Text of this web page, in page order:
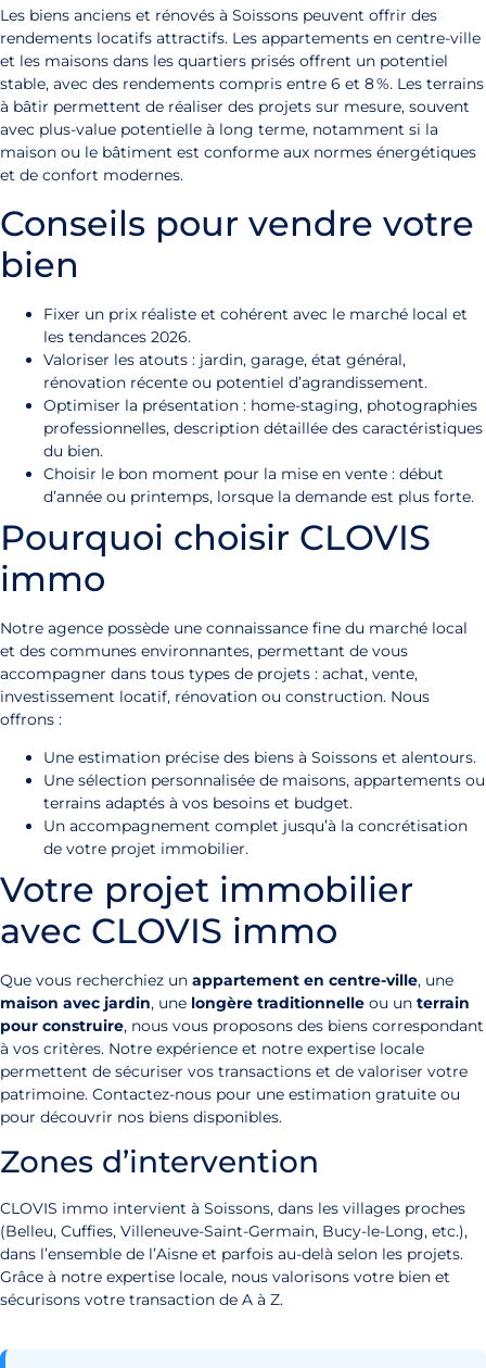
Les biens anciens et rénovés à Soissons peuvent offrir des
rendements locatifs attractifs. Les appartements en centre-ville
et les maisons dans les quartiers prisés offrent un potentiel
stable, avec des rendements compris entre 6 et 8 %. Les terrains
à bâtir permettent de réaliser des projets sur mesure, souvent
avec plus-value potentielle à long terme, notamment si la
maison ou le bâtiment est conforme aux normes énergétiques
et de confort modernes.
Conseils pour vendre votre
bien
Fixer un prix réaliste et cohérent avec le marché local et
les tendances 2026.
Valoriser les atouts : jardin, garage, état général,
rénovation récente ou potentiel d’agrandissement.
Optimiser la présentation : home-staging, photographies
professionnelles, description détaillée des caractéristiques
du bien.
Choisir le bon moment pour la mise en vente : début
d’année ou printemps, lorsque la demande est plus forte.
Pourquoi choisir CLOVIS
immo
Notre agence possède une connaissance fine du marché local
et des communes environnantes, permettant de vous
accompagner dans tous types de projets : achat, vente,
investissement locatif, rénovation ou construction. Nous
offrons :
Une estimation précise des biens à Soissons et alentours.
Une sélection personnalisée de maisons, appartements ou
terrains adaptés à vos besoins et budget.
Un accompagnement complet jusqu’à la concrétisation
de votre projet immobilier.
Votre projet immobilier
avec CLOVIS immo
Que vous recherchiez un appartement en centre-ville, une
maison avec jardin, une longère traditionnelle ou un terrain
pour construire, nous vous proposons des biens correspondant
à vos critères. Notre expérience et notre expertise locale
permettent de sécuriser vos transactions et de valoriser votre
patrimoine. Contactez-nous pour une estimation gratuite ou
pour découvrir nos biens disponibles.
Zones d’intervention
CLOVIS immo intervient à Soissons, dans les villages proches
(Belleu, Cuffies, Villeneuve-Saint-Germain, Bucy-le-Long, etc.),
dans l’ensemble de l’Aisne et parfois au-delà selon les projets.
Grâce à notre expertise locale, nous valorisons votre bien et
sécurisons votre transaction de A à Z.